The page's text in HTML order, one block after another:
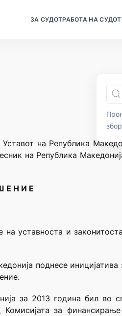
ЗА СУДОТРАБОТА НА СУДОТ
на Република
на Република
Е Н И Е
уставноста и
поднесе
за 2013 година бил во
за